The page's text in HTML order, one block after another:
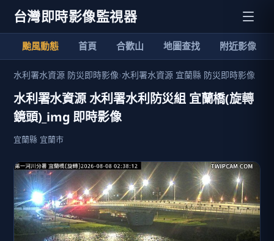
台灣即時影像監視器
颱風動態 首頁 合歡山 地圖查找 附近影像
水利署水資源 防災即時影像›水利署水資源 宜蘭縣 防災即時影像
水利署水資源 水利署水利防災組 宜蘭橋(旋轉
鏡頭)_img 即時影像
宜蘭縣 宜蘭市